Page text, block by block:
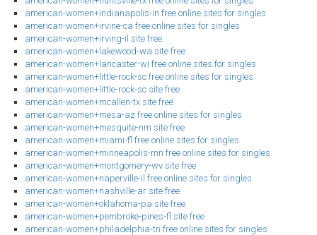
american-women+indianapolis-in free online sites for singles
american-women+irvine-ca free online sites for singles
american-women+irving-il site free
american-women+lakewood-wa site free
american-women+lancaster-wi free online sites for singles
american-women+little-rock-sc free online sites for singles
american-women+little-rock-sc site free
american-women+mcallen-tx site free
american-women+mesa-az free online sites for singles
american-women+mesquite-nm site free
american-women+miami-fl free online sites for singles
american-women+minneapolis-mn free online sites for singles
american-women+montgomery-wv site free
american-women+naperville-il free online sites for singles
american-women+nashville-ar site free
american-women+oklahoma-pa site free
american-women+pembroke-pines-fl site free
american-women+philadelphia-tn free online sites for singles